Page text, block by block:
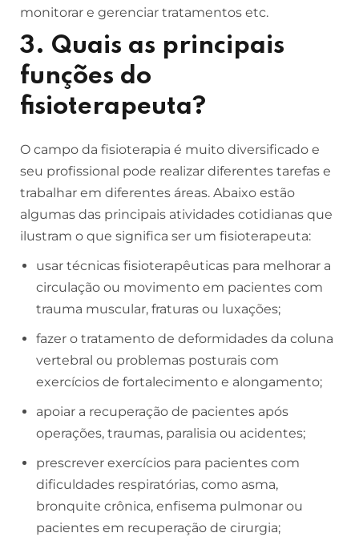
monitorar e gerenciar tratamentos etc.
3. Quais as principais
funções do
fisioterapeuta?
O campo da fisioterapia é muito diversificado e
seu profissional pode realizar diferentes tarefas e
trabalhar em diferentes áreas. Abaixo estão
algumas das principais atividades cotidianas que
ilustram o que significa ser um fisioterapeuta:
usar técnicas fisioterapêuticas para melhorar a
circulação ou movimento em pacientes com
trauma muscular, fraturas ou luxações;
fazer o tratamento de deformidades da coluna
vertebral ou problemas posturais com
exercícios de fortalecimento e alongamento;
apoiar a recuperação de pacientes após
operações, traumas, paralisia ou acidentes;
prescrever exercícios para pacientes com
dificuldades respiratórias, como asma,
bronquite crônica, enfisema pulmonar ou
pacientes em recuperação de cirurgia;